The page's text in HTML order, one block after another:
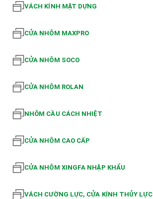
VÁCH KÍNH MẶT DỰNG
CỬA NHÔM MAXPRO
CỬA NHÔM SOCO
CỬA NHÔM ROLAN
NHÔM CẦU CÁCH NHIỆT
CỬA NHÔM CAO CẤP
CỬA NHÔM XINGFA NHẬP KHẨU
VÁCH CƯỜNG LỰC, CỬA KÍNH THỦY LỰC